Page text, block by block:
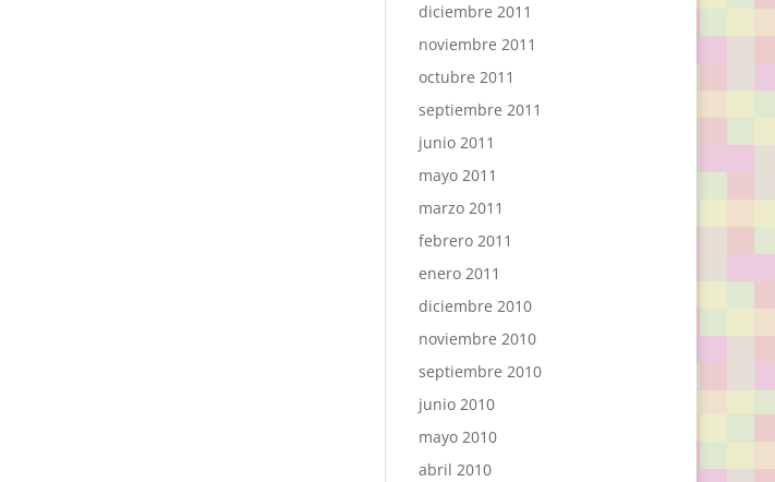
diciembre 2011
noviembre 2011
octubre 2011
septiembre 2011
junio 2011
mayo 2011
marzo 2011
febrero 2011
enero 2011
diciembre 2010
noviembre 2010
septiembre 2010
junio 2010
mayo 2010
abril 2010